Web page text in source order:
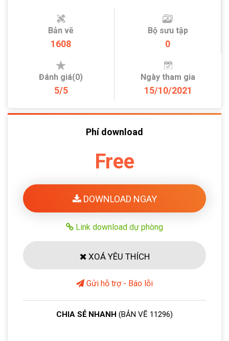
Bản vẽ
1608
Bộ sưu tập
0
Đánh giá(0)
5/5
Ngày tham gia
15/10/2021
Phí download
Free
DOWNLOAD NGAY
Link download dự phòng
XOÁ YÊU THÍCH
Gửi hỗ trợ - Báo lỗi
CHIA SẺ NHANH (BẢN VẼ 11296)